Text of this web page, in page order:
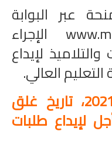
عبر البوابة
الإجراء
لإيداع
العالي.
-يعتبر يوم 31 يوليوز 2021، تاريخ غلق
لإيداع طلبات